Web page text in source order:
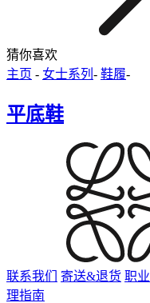
猜你喜欢
主页 - 女士系列 - 鞋履-
平底鞋
联系我们 寄送&退货 职业
理指南